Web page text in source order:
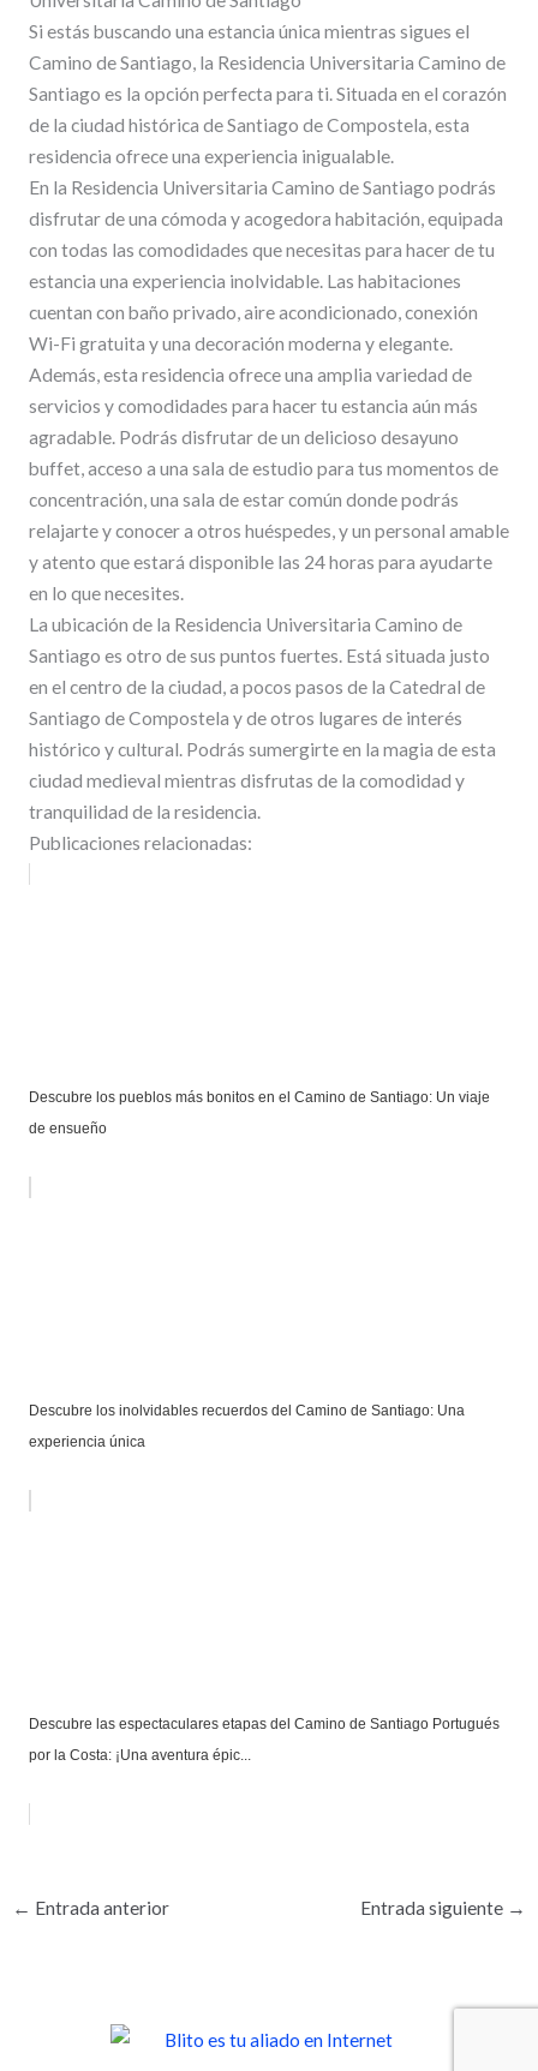
Si estás buscando una estancia única mientras sigues el
Camino de Santiago, la Residencia Universitaria Camino de
Santiago es la opción perfecta para ti. Situada en el corazón
de la ciudad histórica de Santiago de Compostela, esta
residencia ofrece una experiencia inigualable.
En la Residencia Universitaria Camino de Santiago podrás
disfrutar de una cómoda y acogedora habitación, equipada
con todas las comodidades que necesitas para hacer de tu
estancia una experiencia inolvidable. Las habitaciones
cuentan con baño privado, aire acondicionado, conexión
Wi-Fi gratuita y una decoración moderna y elegante.
Además, esta residencia ofrece una amplia variedad de
servicios y comodidades para hacer tu estancia aún más
agradable. Podrás disfrutar de un delicioso desayuno
buffet, acceso a una sala de estudio para tus momentos de
concentración, una sala de estar común donde podrás
relajarte y conocer a otros huéspedes, y un personal amable
y atento que estará disponible las 24 horas para ayudarte
en lo que necesites.
La ubicación de la Residencia Universitaria Camino de
Santiago es otro de sus puntos fuertes. Está situada justo
en el centro de la ciudad, a pocos pasos de la Catedral de
Santiago de Compostela y de otros lugares de interés
histórico y cultural. Podrás sumergirte en la magia de esta
ciudad medieval mientras disfrutas de la comodidad y
tranquilidad de la residencia.
Publicaciones relacionadas:
Descubre los pueblos más bonitos en el Camino de Santiago: Un viaje
de ensueño
Descubre los inolvidables recuerdos del Camino de Santiago: Una
experiencia única
Descubre las espectaculares etapas del Camino de Santiago Portugués
por la Costa: ¡Una aventura épic...
← Entrada anterior Entrada siguiente →